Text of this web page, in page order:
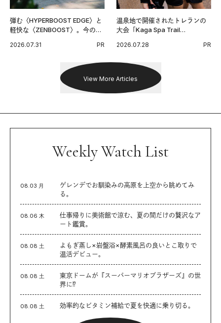
弾む〈HYPERBOOST EDGE〉と
軽快な〈ZENBOOST〉。今の時
出した新機軸。
2026.07.31 PR
温泉地で開催されたトレランの
大会「Kaga Spa Trail
戦を夢見るランナーたちの奮闘
2026.07.28 PR
View More Articles
Weekly Watch List
08.03 月
ゲレンデでお馴染みの高原を上空から眺めてみ
る。
08.06 木
仕事帰りに美術館で涼む、夏の間だけの贅沢なア
ート鑑賞。
08.08 土
よもぎ蒸し×岩盤浴×酵素風呂の良いとこ取りで
温活デビュー。
08.08 土
東京ドームが『スーパーマリオブラザーズ』の世
界に⁉︎
08.08 土 効率的なビタミン補給で夏を快適に乗り切る。